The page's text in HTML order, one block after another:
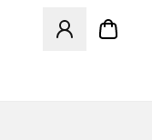
Åbner en